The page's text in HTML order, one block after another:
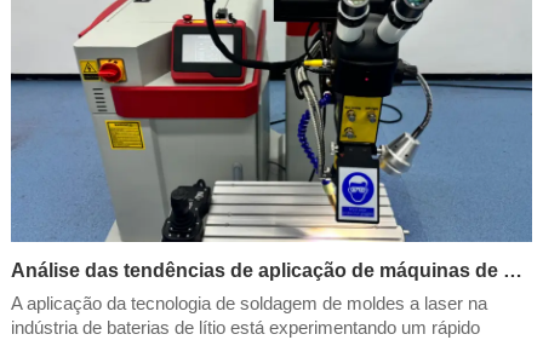
Análise das tendências de aplicação de máquinas de solda de moldes a laser na indústria de baterias de lítio!
A aplicação da tecnologia de soldagem de moldes a laser na
indústria de baterias de lítio está experimentando um rápido